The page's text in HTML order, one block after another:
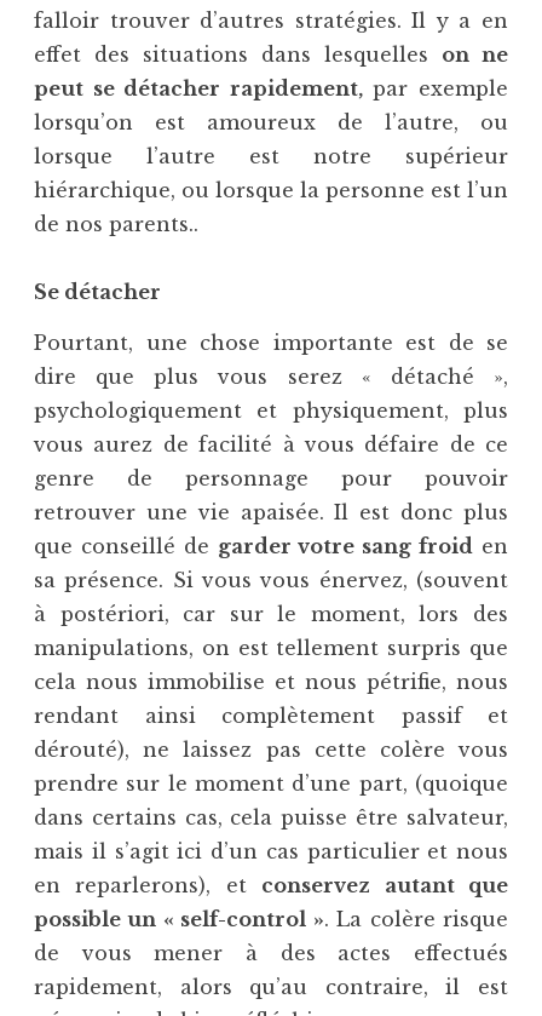
falloir trouver d’autres stratégies. Il y a en
effet des situations dans lesquelles on ne
peut se détacher rapidement,par exemple
lorsqu’on est amoureux de l’autre, ou
lorsque l’autre est notre supérieur
hiérarchique, ou lorsque la personne est l’un
de nos parents..
Se détacher
Pourtant, une chose importante est de se
dire que plus vous serez « détaché »,
psychologiquement et physiquement, plus
vous aurez de facilité à vous défaire de ce
genre de personnage pour pouvoir
retrouver une vie apaisée. Il est donc plus
que conseillé de garder votre sang froid en
sa présence. Si vous vous énervez, (souvent
à postériori, car sur le moment, lors des
manipulations, on est tellement surpris que
cela nous immobilise et nous pétrifie, nous
rendant ainsi complètement passif et
dérouté), ne laissez pas cette colère vous
prendre sur le moment d’une part, (quoique
dans certains cas, cela puisse être salvateur,
mais il s’agit ici d’un cas particulier et nous
en reparlerons), et conservez autant que
possible un « self-control ». La colère risque
de vous mener à des actes effectués
rapidement, alors qu’au contraire, il est